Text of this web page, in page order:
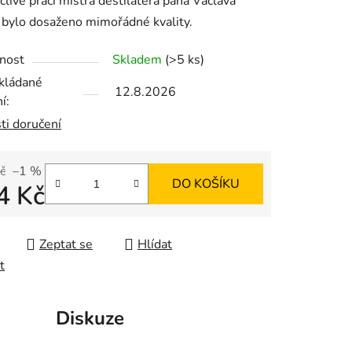
dosaženo mimořádné kvality.
Skladem (>5 ks)
12.8.2026
doručení
–1 %
Kč DO KOŠÍKU
Zeptat se
Hlídat
Diskuze